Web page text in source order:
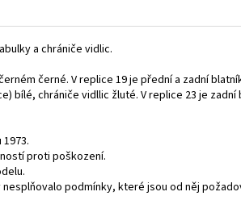
a chrániče vidlic.
černé. V replice 19 je přední a zadní
chrániče vidllic žluté. V replice 23 je
proti poškození.
podmínky, které jsou od něj